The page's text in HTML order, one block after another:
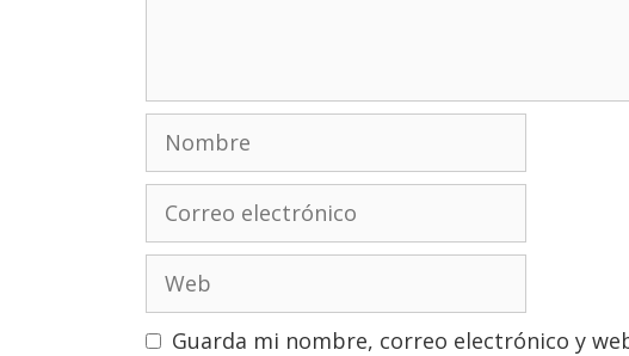
Nombre
electrónico
Guarda mi nombre, correo electrónico y